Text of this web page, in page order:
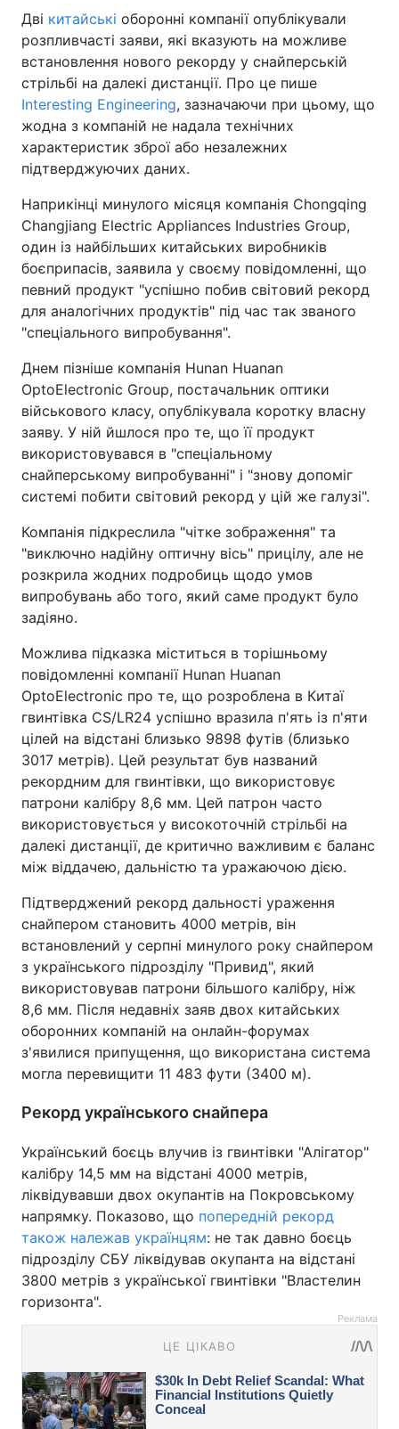
Дві китайські оборонні компанії опублікували
розпливчасті заяви, які вказують на можливе
встановлення нового рекорду у снайперській
стрільбі на далекі дистанції. Про це пише
Interesting Engineering, зазначаючи при цьому, що
жодна з компаній не надала технічних
характеристик зброї або незалежних
підтверджуючих даних.
Наприкінці минулого місяця компанія Chongqing
Changjiang Electric Appliances Industries Group,
один із найбільших китайських виробників
боєприпасів, заявила у своєму повідомленні, що
певний продукт "успішно побив світовий рекорд
для аналогічних продуктів" під час так званого
"спеціального випробування".
Днем пізніше компанія Hunan Huanan
OptoElectronic Group, постачальник оптики
військового класу, опублікувала коротку власну
заяву. У ній йшлося про те, що її продукт
використовувався в "спеціальному
снайперському випробуванні" і "знову допоміг
системі побити світовий рекорд у цій же галузі".
Компанія підкреслила "чітке зображення" та
"виключно надійну оптичну вісь" прицілу, але не
розкрила жодних подробиць щодо умов
випробувань або того, який саме продукт було
задіяно.
Можлива підказка міститься в торішньому
повідомленні компанії Hunan Huanan
OptoElectronic про те, що розроблена в Китаї
гвинтівка CS/LR24 успішно вразила п'ять із п'яти
цілей на відстані близько 9898 футів (близько
3017 метрів). Цей результат був названий
рекордним для гвинтівки, що використовує
патрони калібру 8,6 мм. Цей патрон часто
використовується у високоточній стрільбі на
далекі дистанції, де критично важливим є баланс
між віддачею, дальністю та уражаючою дією.
Підтверджений рекорд дальності ураження
снайпером становить 4000 метрів, він
встановлений у серпні минулого року снайпером
з українського підрозділу "Привид", який
використовував патрони більшого калібру, ніж
8,6 мм. Після недавніх заяв двох китайських
оборонних компаній на онлайн-форумах
з'явилися припущення, що використана система
могла перевищити 11 483 фути (3400 м).
Рекорд українського снайпера
Український боєць влучив із гвинтівки "Алігатор"
калібру 14,5 мм на відстані 4000 метрів,
ліквідувавши двох окупантів на Покровському
напрямку. Показово, що попередній рекорд
також належав українцям: не так давно боєць
підрозділу СБУ ліквідував окупанта на відстані
3800 метрів з української гвинтівки "Властелин
горизонта".
Реклама